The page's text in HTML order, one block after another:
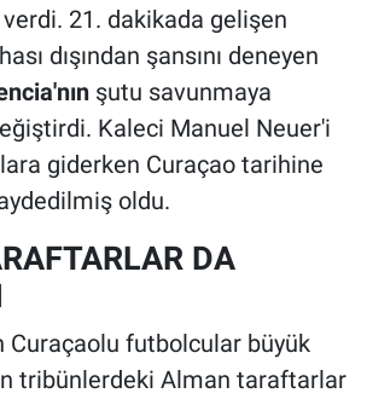
verdi. 21. dakikada gelişen
dışından şansını deneyen
şutu savunmaya
Kaleci Manuel Neuer'i
giderken Curaçao tarihine
oldu.
DA
Curaçaolu futbolcular büyük
tribünlerdeki Alman taraftarlar